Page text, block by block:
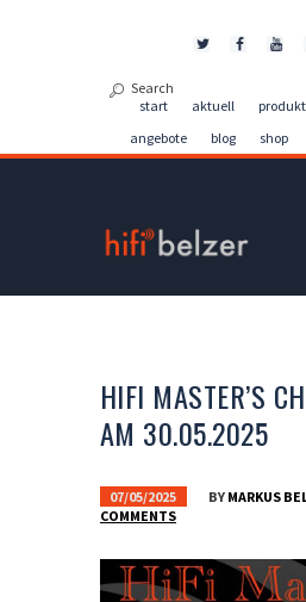
start aktuell
angebote
blog shop
HIFI MASTER’S
AM 30.05.2025
07/05/2025 BY MARKUS
COMMENTS